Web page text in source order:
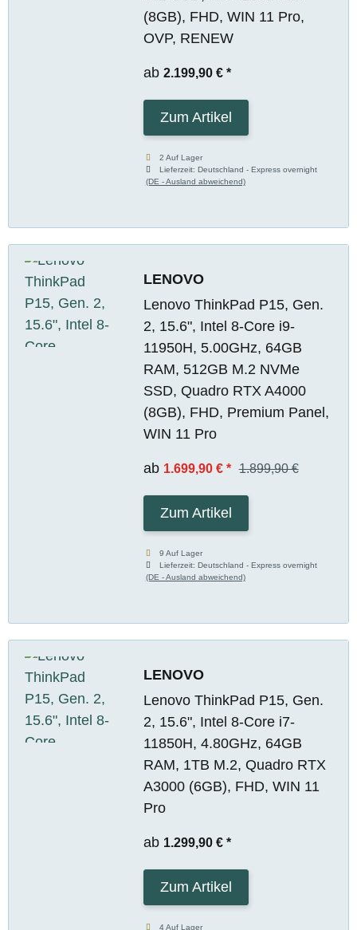
(8GB), FHD, WIN 11 Pro,
OVP, RENEW
ab 2.199,90 € *
Zum Artikel
2 Auf Lager
Lieferzeit:Deutschland - Express overnight
(DE - Ausland abweichend)
LENOVO
Lenovo ThinkPad P15, Gen.
2, 15.6", Intel 8-Core i9-
11950H, 5.00GHz, 64GB
RAM, 512GB M.2 NVMe
SSD, Quadro RTX A4000
(8GB), FHD, Premium Panel,
WIN 11 Pro
ab 1.699,90 € * 1.899,90 €
Zum Artikel
9 Auf Lager
Lieferzeit:Deutschland - Express overnight
(DE - Ausland abweichend)
LENOVO
Lenovo ThinkPad P15, Gen.
2, 15.6", Intel 8-Core i7-
11850H, 4.80GHz, 64GB
RAM, 1TB M.2, Quadro RTX
A3000 (6GB), FHD, WIN 11
Pro
ab 1.299,90 € *
Zum Artikel
4 Auf Lager